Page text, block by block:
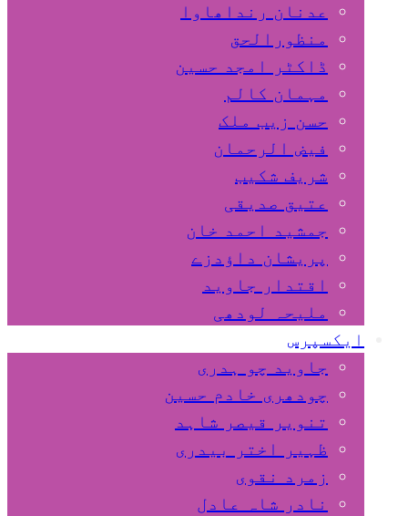
عدنان رنداھاوا
منظورالحق
ڈاکٹر امجد حسین
مہمان کالم
حسن زیب ملک
فیض الرحمان
شریف شکیب
عتیق صدیقی
جمشید احمد خان
پریشان داﺅدزے
اقتدار جاوید
ملیحہ لودھی
ایکسپرس
جاوید چو ہدری
چودھری خادم حسین
تنویر قیصر شاہد
ظہیر اختر بیدری
زمرد نقوی
نادر شاہ عادل